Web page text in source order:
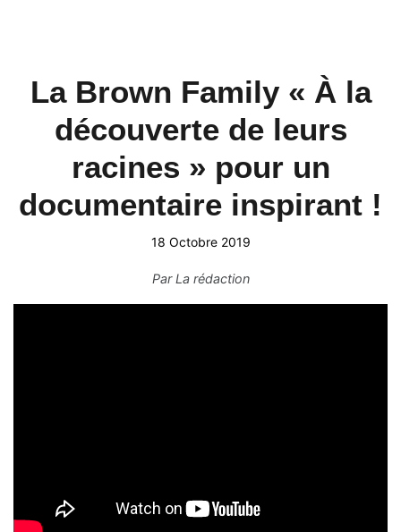
La Brown Family « À la
découverte de leurs
racines » pour un
documentaire inspirant !
18 Octobre 2019
ParLa rédaction